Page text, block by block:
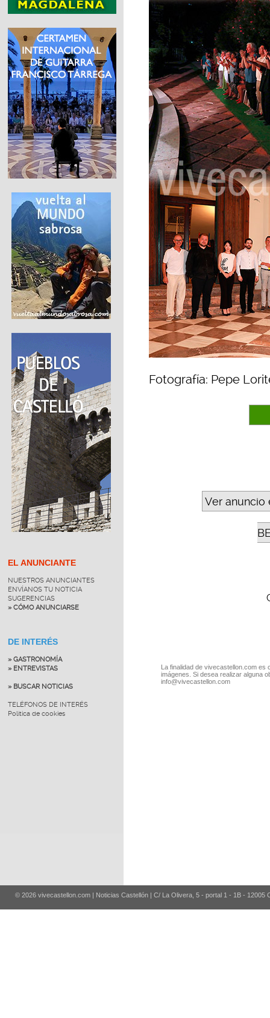
EL ANUNCIANTE
NUESTROS ANUNCIANTES
ENVÍANOS TU NOTICIA
SUGERENCIAS
» CÓMO ANUNCIARSE
DE INTERÉS
» GASTRONOMÍA
» ENTREVISTAS
» BUSCAR NOTICIAS
TELÉFONOS DE INTERÉS
Política de cookies
Fotografía: Pepe
Ver anuncio
La finalidad de vivecastellon.com
imágenes. Si desea realizar alguna
info@vivecastellon.com
© 2026 vivecastellon.com | Noticias Castellón | C/ La Olivera, 5 - portal 1 - 1B - 12005